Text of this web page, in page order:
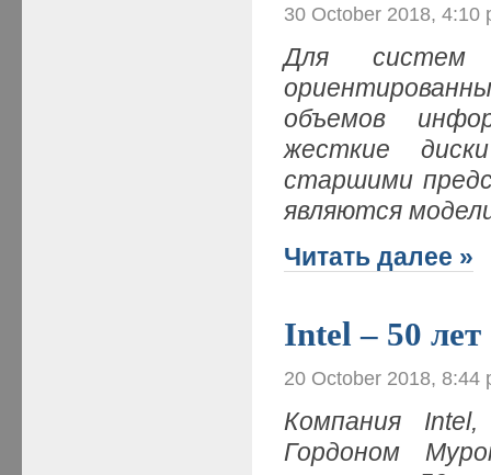
30 October 2018, 4:10
Для систем
объемов
жесткие
старшими
являются
Читать далее »
Intel – 50 лет
20 October 2018, 8:44
Компания Intel,
Гордоном